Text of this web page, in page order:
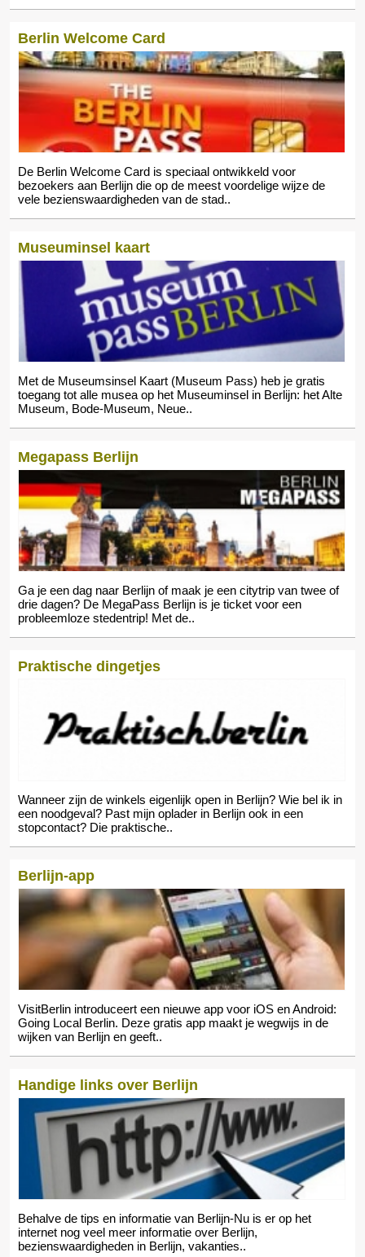
Berlin Welcome Card
De Berlin Welcome Card is speciaal ontwikkeld voor
bezoekers aan Berlijn die op de meest voordelige wijze de
vele bezienswaardigheden van de stad..
Museuminsel kaart
Met de Museumsinsel Kaart (Museum Pass) heb je gratis
toegang tot alle musea op het Museuminsel in Berlijn: het Alte
Museum, Bode-Museum, Neue..
Megapass Berlijn
Ga je een dag naar Berlijn of maak je een citytrip van twee of
drie dagen? De MegaPass Berlijn is je ticket voor een
probleemloze stedentrip! Met de..
Praktische dingetjes
Wanneer zijn de winkels eigenlijk open in Berlijn? Wie bel ik in
een noodgeval? Past mijn oplader in Berlijn ook in een
stopcontact? Die praktische..
Berlijn-app
VisitBerlin introduceert een nieuwe app voor iOS en Android:
Going Local Berlin. Deze gratis app maakt je wegwijs in de
wijken van Berlijn en geeft..
Handige links over Berlijn
Behalve de tips en informatie van Berlijn-Nu is er op het
internet nog veel meer informatie over Berlijn,
bezienswaardigheden in Berlijn, vakanties..